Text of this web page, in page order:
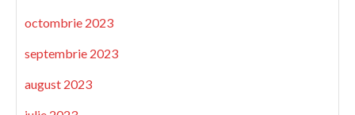
octombrie 2023
septembrie 2023
august 2023